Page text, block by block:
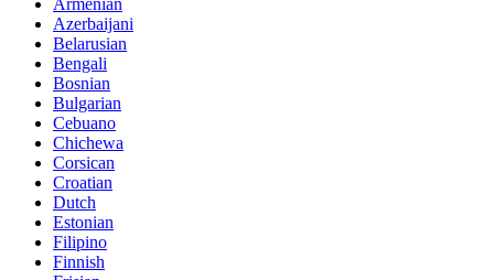
Azerbaijani
Belarusian
Bengali
Bosnian
Bulgarian
Cebuano
Chichewa
Corsican
Croatian
Dutch
Estonian
Filipino
Finnish